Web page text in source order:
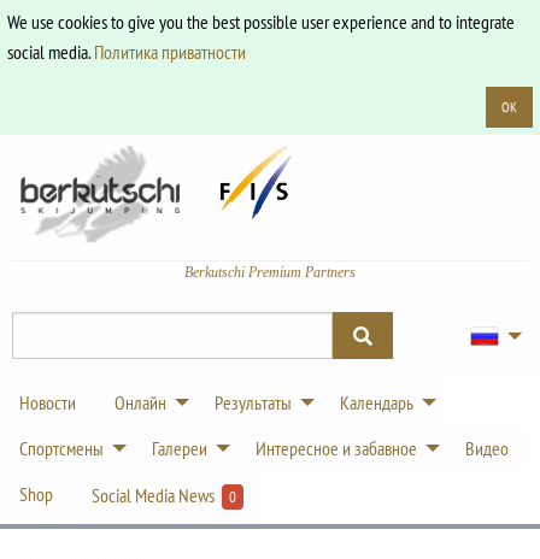
We use cookies to give you the best possible user experience and to integrate
social media.Политика приватности
OK
Berkutschi Premium Partners
Новости Онлайн Результаты
Календарь
Спортсмены
Галереи Интересное и забавное
Видео
Shop
Social Media News 0